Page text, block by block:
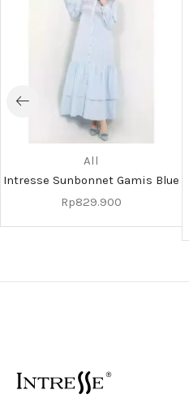
All
Intresse Sunbonnet Gamis Blue
Rp829.900